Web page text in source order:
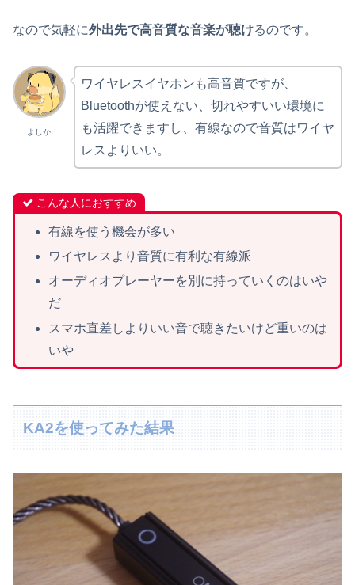
なので気軽に外出先で高音質な音楽が聴けるのです。
よしか
ワイヤレスイヤホンも高音質ですが、
Bluetoothが使えない、切れやすいい環境に
も活躍できますし、有線なので音質はワイヤ
レスよりいい。
こんな人におすすめ
有線を使う機会が多い
ワイヤレスより音質に有利な有線派
オーディオプレーヤーを別に持っていくのはいや
だ
スマホ直差しよりいい音で聴きたいけど重いのは
いや
KA2を使ってみた結果